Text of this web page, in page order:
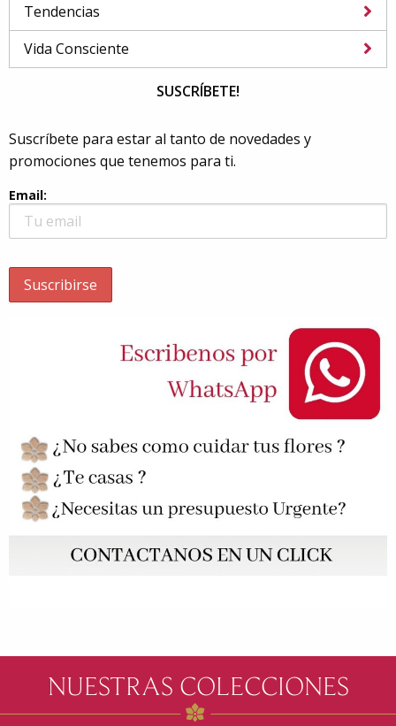
Tendencias
Vida Consciente
SUSCRÍBETE!
Suscríbete para estar al tanto de novedades y
promociones que tenemos para ti.
Email:
NUESTRAS COLECCIONES